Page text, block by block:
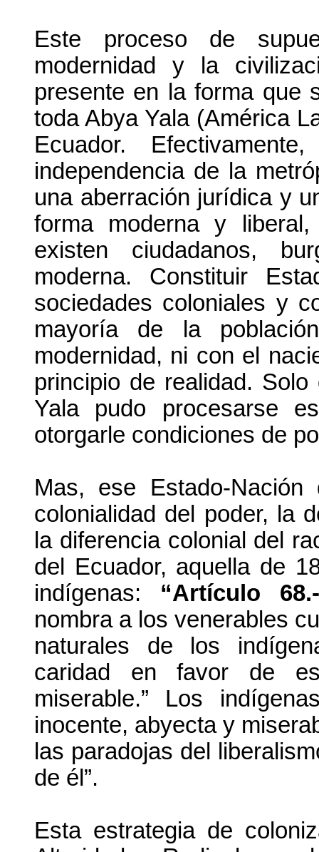
Este proceso de
modernidad y la
presente en la forma que
toda Abya Yala (América
Ecuador.
independencia de la
una aberración jurídica y
forma moderna y
existen ciudadanos,
moderna. Constituir
sociedades coloniales y
mayoría de la
modernidad, ni con el
principio de realidad.
Yala pudo procesarse
otorgarle condiciones de
Mas, ese Estado-
colonialidad del poder, la
la diferencia colonial del
del Ecuador, aquella de
indígenas: “Artículo
nombra a los venerables
naturales de los
caridad en favor de
miserable.” Los
inocente, abyecta y
las paradojas del
de él”.
Esta estrategia de